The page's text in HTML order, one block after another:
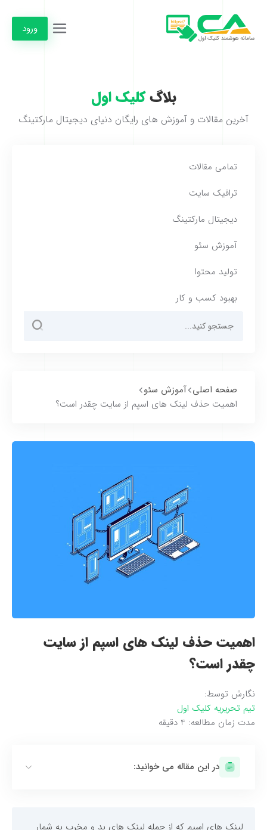
ورود
بلاگکلیک اول
آخرین مقالات و آموزش های رایگان دنیای دیجیتال مارکتینگ
تمامی مقالات
ترافیک سایت
دیجیتال مارکتینگ
آموزش سئو
تولید محتوا
بهبود کسب و کار
صفحه اصلی آموزش سئو
اهمیت حذف لینک های اسپم از سایت چقدر است؟
اهمیت حذف لینک های اسپم از سایت
چقدر است؟
نگارش توسط:
تیم تحریریه کلیک اول
مدت زمان مطالعه: 4 دقیقه
در این مقاله می خوانید:
لینک های اسپم که از جمله لینک های بد و مخرب به شمار